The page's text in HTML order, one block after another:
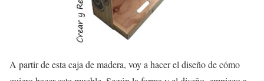
A partir de esta caja de madera, voy a hacer el diseño de cómo